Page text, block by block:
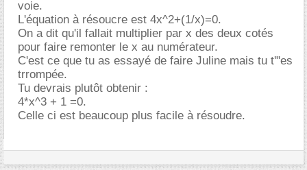
voie.
L'équation à résoucre est 4x^2+(1/x)=0.
On a dit qu'il fallait multiplier par x des deux cotés
pour faire remonter le x au numérateur.
C'est ce que tu as essayé de faire Juline mais tu t'"es
trrompée.
Tu devrais plutôt obtenir :
4*x^3 + 1 =0.
Celle ci est beaucoup plus facile à résoudre.